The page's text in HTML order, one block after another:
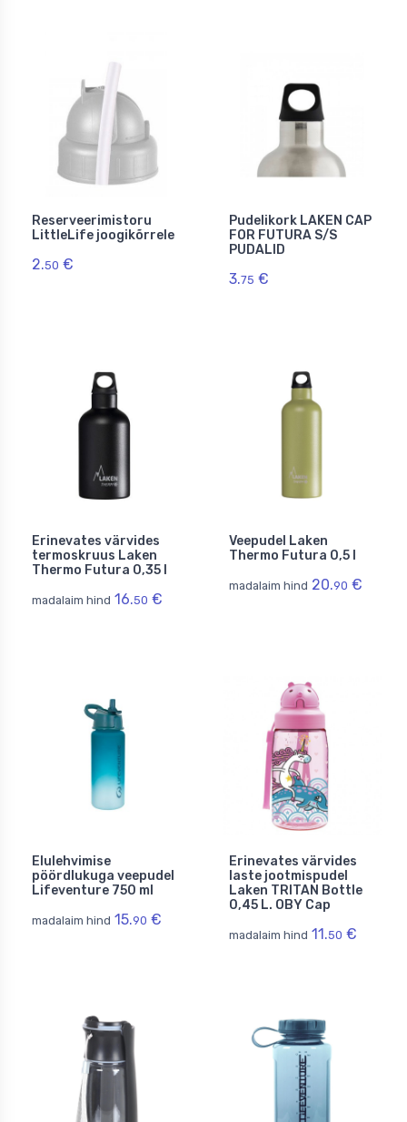
Reserveerimistoru
LittleLife joogikõrrele
2.50 €
Pudelikork LAKEN CAP
FOR FUTURA S/S
PUDALID
3.75 €
Erinevates värvides
termoskruus Laken
Thermo Futura 0,35 l
madalaim hind 16.50 €
Veepudel Laken
Thermo Futura 0,5 l
madalaim hind 20.90 €
Elulehvimise
pöördlukuga veepudel
Lifeventure 750 ml
madalaim hind 15.90 €
Erinevates värvides
laste jootmispudel
Laken TRITAN Bottle
0,45 L. OBY Cap
madalaim hind 11.50 €